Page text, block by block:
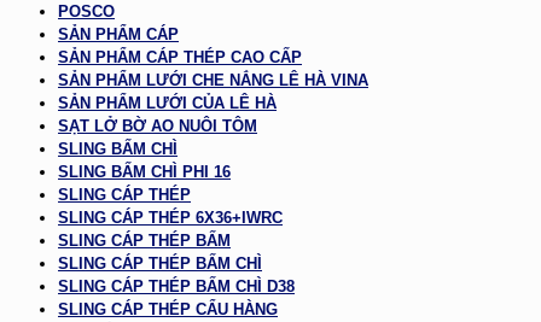
POSCO
SẢN PHẨM CÁP
SẢN PHẨM CÁP THÉP CAO CẤP
SẢN PHẨM LƯỚI CHE NẮNG LÊ HÀ VINA
SẢN PHẨM LƯỚI CỦA LÊ HÀ
SẠT LỞ BỜ AO NUÔI TÔM
SLING BẤM CHÌ
SLING BẤM CHÌ PHI 16
SLING CÁP THÉP
SLING CÁP THÉP 6X36+IWRC
SLING CÁP THÉP BẤM
SLING CÁP THÉP BẤM CHÌ
SLING CÁP THÉP BẤM CHÌ D38
SLING CÁP THÉP CẨU HÀNG